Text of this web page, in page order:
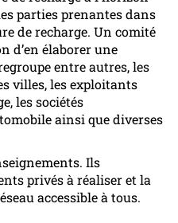
parties prenantes dans
de recharge. Un comité
d’en élaborer une
entre autres, les
villes, les exploitants
les sociétés
ainsi que diverses
Ils
privés à réaliser et la
accessible à tous.